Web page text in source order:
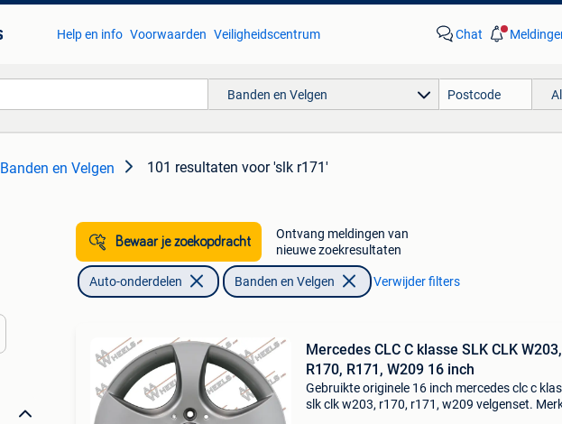
Help en info Voorwaarden Veiligheidscentrum Chat
Banden en Velgen
Banden en Velgen 101 resultaten voor 'slk r171'
Bewaar je zoekopdracht
Ontvang meldingen van
nieuwe zoekresultaten
Auto-onderdelen Banden en Velgen Verwijder filters
Mercedes CLC C klasse SLK CLK W203,
R170, R171, W209 16 inch
Gebruikte originele 16 inch mercedes clc c
slk clk w203, r170, r171, w209 velgenset.